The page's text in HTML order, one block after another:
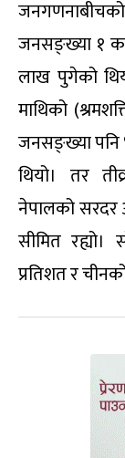
जनसङ्ख्या १
लाख पुगेको
माथिको
जनसङ्ख्या पनि
थियो। तर
नेपालको सरदर
सीमित रह्यो।
प्रतिशत र